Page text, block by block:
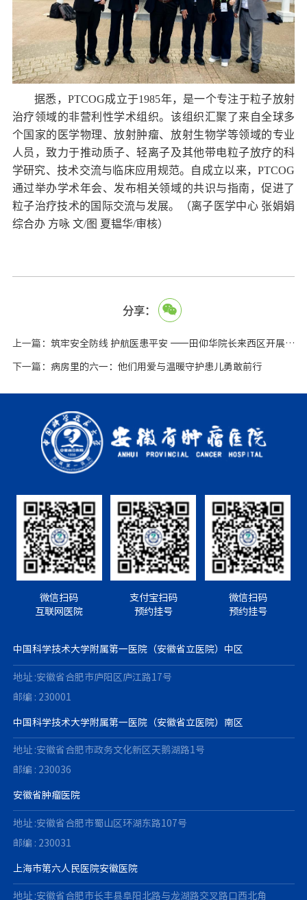
据悉， PTCOG成立于1985年，是一个专注于粒子放射
治疗领域的非营利性学术组织。该组织汇聚了来自全球多
个国家的医学物理、放射肿瘤、放射生物学等领域的专业
人员，致力于推动质子、轻离子及其他带电粒子放疗的科
学研究、技术交流与临床应用规范。自成立以来，PTCOG
通过举办学术年会、发布相关领域的共识与指南，促进了
粒子治疗技术的国际交流与发展。
（离子医学中心 张娟娟
综合办 方咏 文/图 夏韫华/审核）
分享：
上一篇： 筑牢安全防线 护航医患平安 ——田仰华院长来西区开展安全生产突击检查
下一篇： 病房里的六一：他们用爱与温暖守护患儿勇敢前行
微信扫码
互联网医院
支付宝扫码
预约挂号
微信扫码
预约挂号
中国科学技术大学附属第一医院（安徽省立医院）中区
地址 :安徽省合肥市庐阳区庐江路17号
邮编 : 230001
中国科学技术大学附属第一医院（安徽省立医院）南区
地址 :安徽省合肥市政务文化新区天鹅湖路1号
邮编 : 230036
安徽省肿瘤医院
地址 :安徽省合肥市蜀山区环湖东路107号
邮编 : 230031
上海市第六人民医院安徽医院
地址 :安徽省合肥市长丰县阜阳北路与龙湖路交叉路口西北角